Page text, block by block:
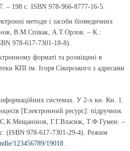
– 198 с. ISBN 978-966-8777-16-5.
методи і засоби біомедичних
В.М.Співак, А.Т.Орлов. – К.:
978-617-7301-18-8).
форматі та розміщені в
КПІ ім. Ігоря Сікорського з адресами
системах. У 2-х кн. Кн. 1.
[Електронний ресурс]: підручник
Г.Г.Власюк, Т.Ф.Гумен. –
(ISBN 978-617-7301-29-4). Режим
123456789/19018